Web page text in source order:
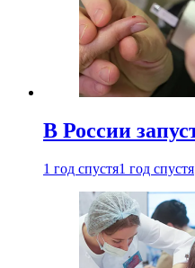
В России
1 год спустя1 год спустя